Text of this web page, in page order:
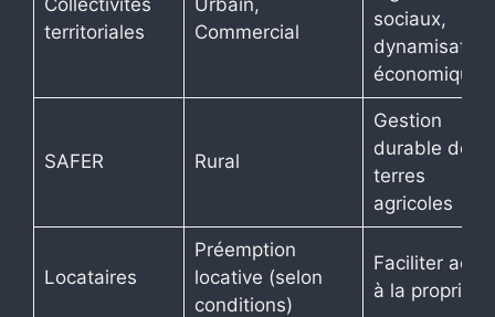
territoriales
Commercial
sociaux,
dynamisation
économique
SAFER Rural
Gestion
durable des
terres
agricoles
Locataires
Préemption
locative (selon
conditions)
Faciliter
à la propriété